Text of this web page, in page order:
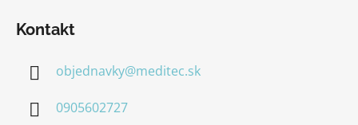
Kontakt
objednavky@meditec.sk
0905602727